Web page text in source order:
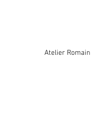
Atelier